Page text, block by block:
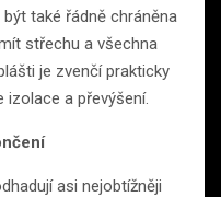
také řádně chráněna
střechu a všechna
je zvenčí prakticky
izolace a převýšení.
asi nejobtížněji